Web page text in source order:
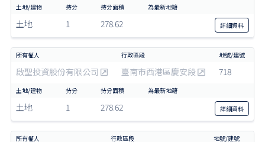
土地 1 278.62 詳細資料
啟聖投資股份有限公司 臺南市西港區慶安段 718
土地 1 278.62 詳細資料